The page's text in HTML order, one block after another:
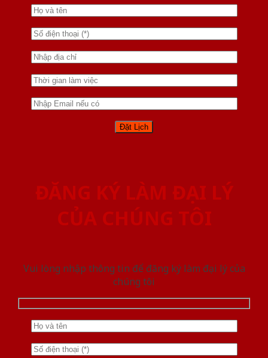
ĐĂNG KÝ LÀM ĐẠI LÝ
CỦA CHÚNG TÔI
Vui lòng nhập thông tin để đăng ký làm đại lý của
chúng tôi